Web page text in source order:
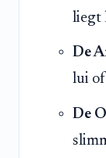
liegt
De
lui
De